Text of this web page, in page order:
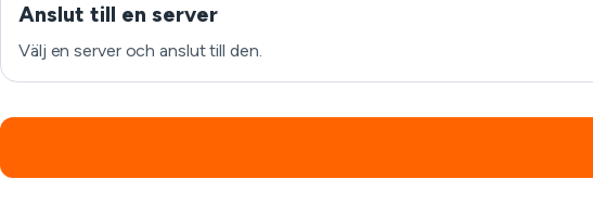
Anslut till en server
Välj en server och anslut till den.